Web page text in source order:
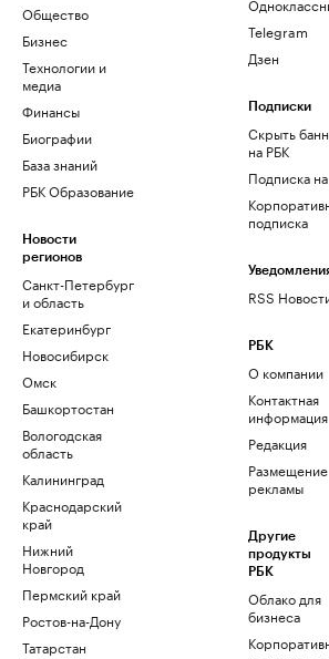
Общество
Бизнес
Технологии и
медиа
Финансы
Биографии
База знаний
РБК Образование
Новости
регионов
Санкт-Петербург
и область
Екатеринбург
Новосибирск
Омск
Башкортостан
Вологодская
область
Калининград
Краснодарский
край
Нижний
Новгород
Пермский край
Ростов-на-Дону
Татарстан
Telegram
Дзен
Подписки
Скрыть
на РБК
Подписка
подписка
RSS
РБК
О компании
Контактная
информация
Редакция
Размещение
рекламы
Другие
продукты
РБК
Облако для
бизнеса